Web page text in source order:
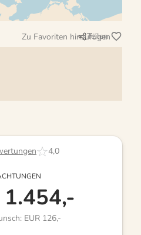
Zu Favoriten hinzufügen
Teilen
4,0
1.454,-
EUR 126,-